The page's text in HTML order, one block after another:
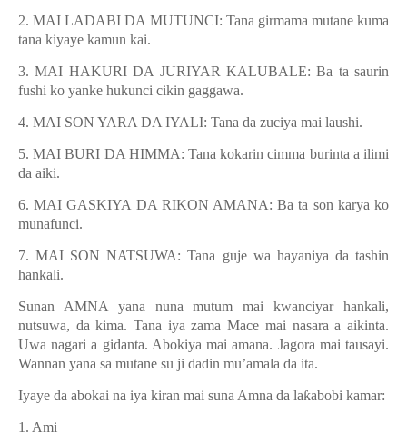
2. MAI LADABI DA MUTUNCI: Tana girmama mutane kuma
tana kiyaye kamun kai.
3. MAI HAKURI DA JURIYAR KALUBALE: Ba ta saurin
fushi ko yanke hukunci cikin gaggawa.
4. MAI SON YARA DA IYALI: Tana da zuciya mai laushi.
5. MAI BURI DA HIMMA: Tana kokarin cimma burinta a ilimi
da aiki.
6. MAI GASKIYA DA RIKON AMANA: Ba ta son karya ko
munafunci.
7. MAI SON NATSUWA: Tana guje wa hayaniya da tashin
hankali.
Sunan AMNA yana nuna mutum mai kwanciyar hankali,
nutsuwa, da kima. Tana iya zama Mace mai nasara a aikinta.
Uwa nagari a gidanta. Abokiya mai amana. Jagora mai tausayi.
Wannan yana sa mutane su ji dadin mu’amala da ita.
Iyaye da abokai na iya kiran mai suna Amna da laƙabobi kamar:
1. Ami